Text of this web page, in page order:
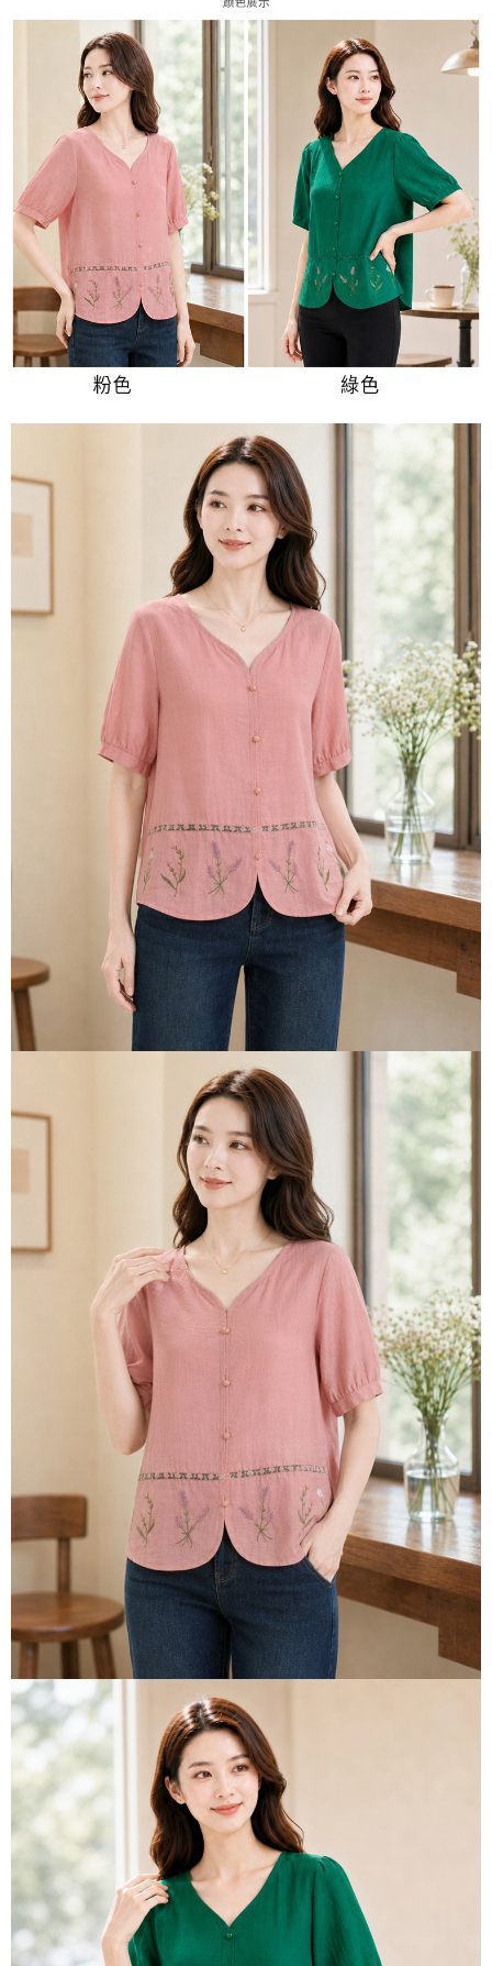
３．未成年的使用者請事先徵得法定代理人或監護人之同意方可使用
「AFTEE先享後付」，若未經同意申辦者引起之損失，本公司不負相關責
４．使用「AFTEE先享後付」時，將依據個別帳號之用戶狀況，依本公司即
時審查核予不同之上限額度；若仍有額度不足之情形，本公司將視審查結果
請求用戶進行身份認證。
５．嚴禁一人註冊多個帳號或使用他人資訊註冊。若發現惡意使用之情形，
恩沛科技股份有限公司將有權停止該用戶之使用額度並採取法律行動。
宅配
每筆NT$70，滿NT$699(含以上)免運費
離島-郵局寄送
每筆NT$90，滿NT$699(含以上)免運費
國家/地區配送 查看運費